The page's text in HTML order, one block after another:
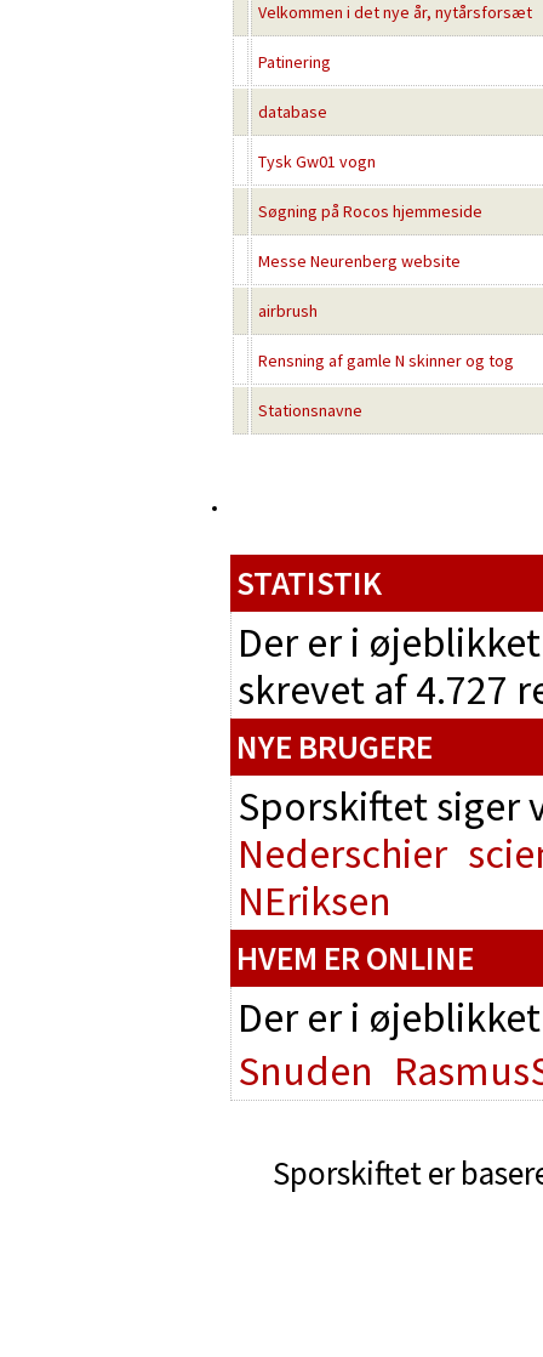
Velkommen i det nye år, nytårsforsæt
Patinering
database
Tysk Gw01 vogn
Søgning på Rocos hjemmeside
Messe Neurenberg website
airbrush
Rensning af gamle N skinner og tog
Stationsnavne
STATISTIK
Der er i
skrevet af 4.727
NYE BRUGERE
Sporskiftet
Nederschier
NEriksen
HVEM ER ONLINE
Der er i
Snuden
Sporskiftet er